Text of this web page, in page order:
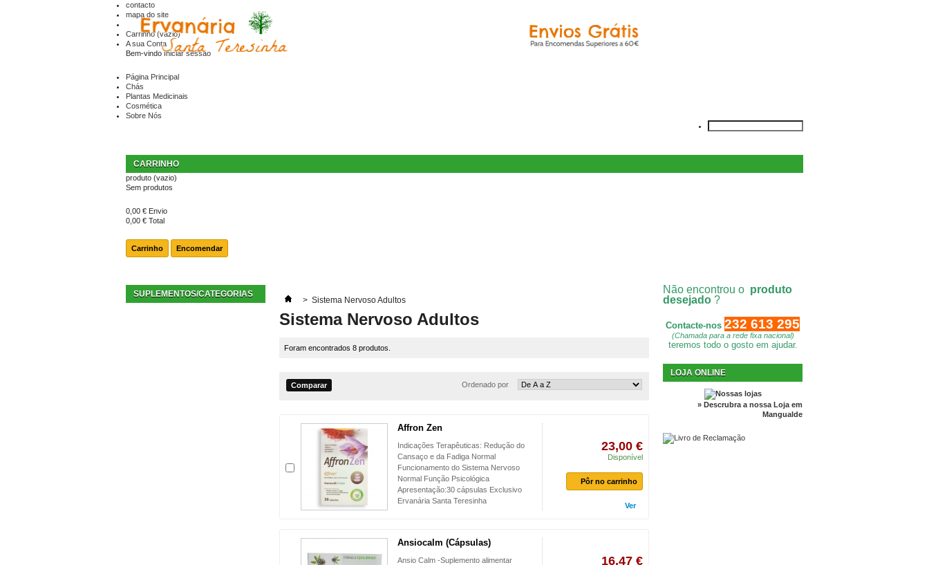
contacto
mapa do site
Carrinho(vazio)
A sua Conta
Bem-vindoIniciar sessão
Página Principal
Chás
Plantas Medicinais
Cosmética
Sobre Nós
CARRINHO
produto (vazio)
Sem produtos
0,00 € Envio
0,00 € Total
Carrinho Encomendar
SUPLEMENTOS/CATEGORIAS
> Sistema Nervoso Adultos
Sistema Nervoso Adultos
Foram encontrados 8 produtos.
Ordenado por
Affron Zen
Indicações Terapêuticas: Redução do
Cansaço e da Fadiga Normal
Funcionamento do Sistema Nervoso
Normal Função Psicológica
Apresentação:30 cápsulas Exclusivo
Ervanária Santa Teresinha
23,00 €
Disponível
Pôr no carrinho
Ver
Ansiocalm (Cápsulas)
Ansio Calm -Suplemento alimentar
16,47 €
Não encontrou o produto
desejado ?
Contacte-nos 232 613 295
(Chamada para a rede fixa nacional)
teremos todo o gosto em ajudar.
LOJA ONLINE
» Descrubra a nossa Loja em
Mangualde